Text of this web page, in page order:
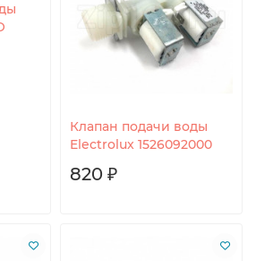
Клапан подачи воды
Electrolux 1526092000
820 ₽